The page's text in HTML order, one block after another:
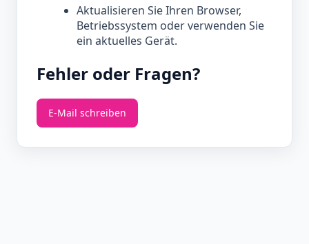
Aktualisieren Sie Ihren Browser,
Betriebssystem oder verwenden Sie
ein aktuelles Gerät.
Fehler oder Fragen?
E‑Mail schreiben